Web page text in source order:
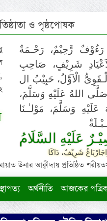
ও পৃষ্ঠপোষক
رَءُوْفٌ رَّحِيْمٌ، رَحْـمَةٌ
شَرِيْفٍ، صَاحِبِ
الْاَوَّلُ، حَبِيْبُ ال
اللهُ عَلَيْهِ وَسَلَّمَ،
وَسَلَّمَ، مَوْلـٰـنَا
عَلَيْهِ السَّلَامُ
شَرِيْفٌ، دَاكَا
উনার আক্বীদায় প্রতিষ্ঠিত
স্থাপত্য অর্থনীতি আজকের